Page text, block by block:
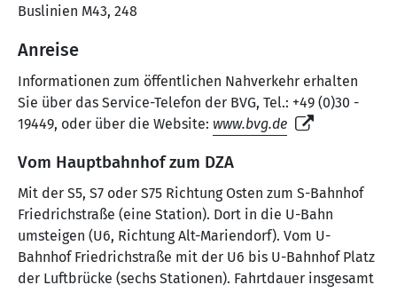
Buslinien M43, 248
Anreise
Informationen zum öffentlichen Nahverkehr erhalten
Sie über das Service-Telefon der BVG, Tel.: +49 (0)30 -
19449, oder über die Website: www.bvg.de
Vom Hauptbahnhof zum DZA
Mit der S5, S7 oder S75 Richtung Osten zum S-Bahnhof
Friedrichstraße (eine Station). Dort in die U-Bahn
umsteigen (U6, Richtung Alt-Mariendorf). Vom U-
Bahnhof Friedrichstraße mit der U6 bis U-Bahnhof Platz
der Luftbrücke (sechs Stationen). Fahrtdauer insgesamt